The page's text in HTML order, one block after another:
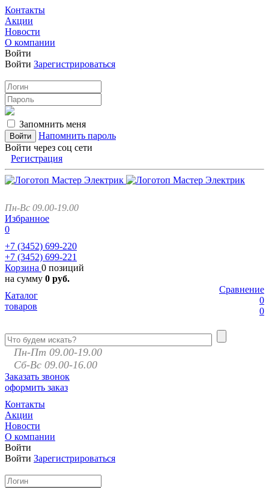
Контакты
Акции
Новости
О компании
Войти
Войти Зарегистрироваться
Запомнить меня
Напомнить пароль
Войти через соц сети
Регистрация
Пн-Вс 09.00-19.00
Избранное
0
+7 (3452) 699-220
+7 (3452) 699-221
Корзина 0 позиций
на сумму 0 руб.
Сравнение
0
0
Каталог
товаров
Пн-Пт 09.00-19.00
Сб-Вс 09.00-16.00
Заказать звонок
оформить заказ
Контакты
Акции
Новости
О компании
Войти
Войти Зарегистрироваться